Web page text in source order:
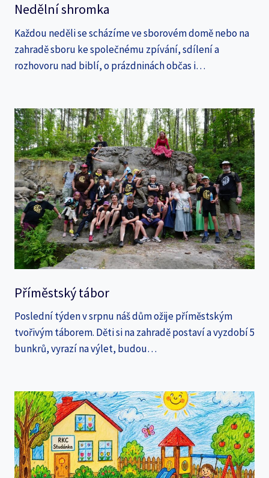
Nedělní shromka
Každou neděli se scházíme ve sborovém domě nebo na
zahradě sboru ke společnému zpívání, sdílení a
rozhovoru nad biblí, o prázdninách občas i…
Příměstský tábor
Poslední týden v srpnu náš dům ožije příměstským
tvořivým táborem. Děti si na zahradě postaví a vyzdobí 5
bunkrů, vyrazí na výlet, budou…